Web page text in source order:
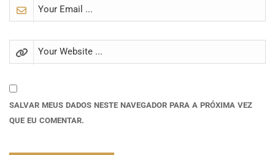
SALVAR MEUS DADOS NESTE NAVEGADOR PARA A PRÓXIMA VEZ
QUE EU COMENTAR.